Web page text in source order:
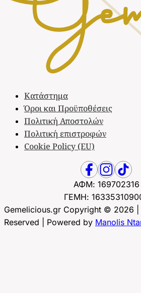
Κατάστημα
Όροι και Προϋποθέσεις
Πολιτική Αποστολών
Πολιτική επιστροφών
Cookie Policy (EU)
ΑΦΜ: 169702316
ΓΕΜΗ:
Gemelicious.gr Copyright © 2026 |
Reserved | Powered by Manolis